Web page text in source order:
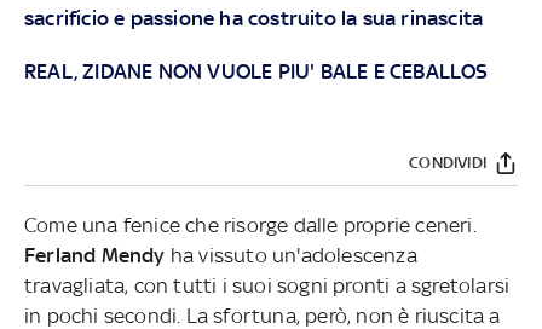
sacrificio e passione ha costruito la sua rinascita
REAL, ZIDANE NON VUOLE PIU' BALE E CEBALLOS
CONDIVIDI
Come una fenice che risorge dalle proprie ceneri.
Ferland Mendy ha vissuto un'adolescenza
travagliata, con tutti i suoi sogni pronti a sgretolarsi
in pochi secondi. La sfortuna, però, non è riuscita a